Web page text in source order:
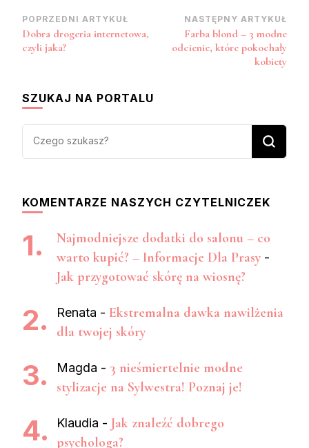
Zobacz
wpisy
POPRZEDNI ARTYKUŁ
Dobra drogeria internetowa,
czyli jaka?
NASTĘPNY ARTYKUŁ
Farba blond – 3 modne
odcienie, które pokochały
kobiety
SZUKAJ NA PORTALU
Szukasz
KOMENTARZE NASZYCH CZYTELNICZEK
Najmodniejsze dodatki do salonu – co
warto kupić? – Informacje Dla Prasy -
Jak przygotować skórę na wiosnę?
Renata - Ekstremalna dawka nawilżenia
dla twojej skóry
Magda - 3 nieśmiertelnie modne
stylizacje na Sylwestra! Poznaj je!
Klaudia - Jak znaleźć dobrego
psychologa?